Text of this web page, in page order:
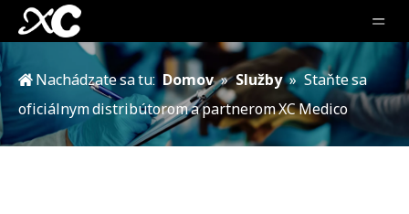
Nachádzate sa tu: Domov » Služby » Staňte sa
oficiálnym distribútorom a partnerom XC Medico